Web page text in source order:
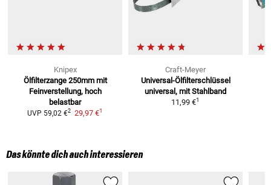
Knipex
Ölfilterzange 250mm mit
Feinverstellung, hoch
belastbar
UVP 59,02 €2 29,97 €1
Craft-Meyer
Universal-Ölfilterschlüssel
universal, mit Stahlband
11,99 €1
Das könnte dich auch interessieren